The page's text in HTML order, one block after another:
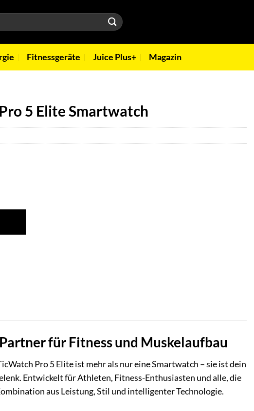
Fitnessgeräte Juice Plus+ Magazin
5 Elite Smartwatch
für Fitness und Muskelaufbau
Pro 5 Elite ist mehr als nur eine Smartwatch – sie ist dein
Entwickelt für Athleten, Fitness-Enthusiasten und alle, die
aus Leistung, Stil und intelligenter Technologie.